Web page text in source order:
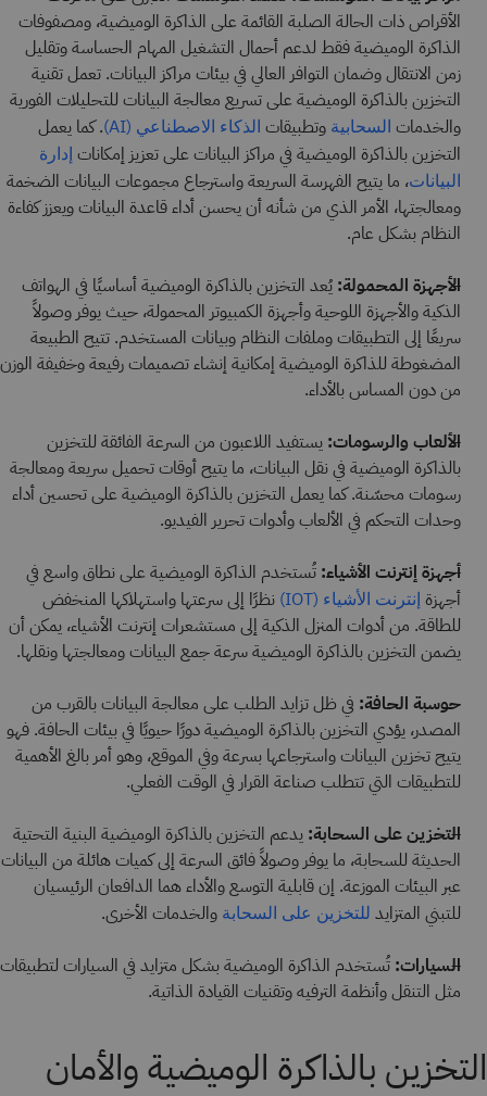
الأقراص ذات الحالة الصلبة القائمة على الذاكرة الوميضية، ومصفوفات
الذاكرة الوميضية فقط لدعم أحمال التشغيل المهام الحساسة وتقليل
زمن الانتقال وضمان التوافر العالي في بيئات مراكز البيانات. تعمل تقنية
التخزين بالذاكرة الوميضية على تسريع معالجة البيانات للتحليلات الفورية
والخدمات السحابية وتطبيقات الذكاء الاصطناعي (AI)
. كما يعمل
التخزين بالذاكرة الوميضية في مراكز البيانات على تعزيز إمكانات إدارة
البيانات، ما يتيح الفهرسة السريعة واسترجاع مجموعات البيانات الضخمة
ومعالجتها، الأمر الذي من شأنه أن يحسن أداء قاعدة البيانات ويعزز كفاءة
النظام بشكل عام.
الأجهزة المحمولة: يُعد التخزين بالذاكرة الوميضية أساسيًا في الهواتف
الذكية والأجهزة اللوحية وأجهزة الكمبيوتر المحمولة، حيث يوفر وصولاً
سريعًا إلى التطبيقات وملفات النظام وبيانات المستخدم. تتيح الطبيعة
المضغوطة للذاكرة الوميضية إمكانية إنشاء تصميمات رفيعة وخفيفة الوزن
من دون المساس بالأداء.
الألعاب والرسومات: يستفيد اللاعبون من السرعة الفائقة للتخزين
بالذاكرة الوميضية في نقل البيانات، ما يتيح أوقات تحميل سريعة ومعالجة
رسومات محسّنة. كما يعمل التخزين بالذاكرة الوميضية على تحسين أداء
وحدات التحكم في الألعاب وأدوات تحرير الفيديو.
أجهزة إنترنت الأشياء: تُستخدم الذاكرة الوميضية على نطاق واسع في
أجهزة إنترنت الأشياء (IOT)
نظرًا إلى سرعتها واستهلاكها المنخفض
للطاقة. من أدوات المنزل الذكية إلى مستشعرات إنترنت الأشياء، يمكن أن
يضمن التخزين بالذاكرة الوميضية سرعة جمع البيانات ومعالجتها ونقلها.
حوسبة الحافة: في ظل تزايد الطلب على معالجة البيانات بالقرب من
المصدر، يؤدي التخزين بالذاكرة الوميضية دورًا حيويًا في بيئات الحافة. فهو
يتيح تخزين البيانات واسترجاعها بسرعة وفي الموقع، وهو أمر بالغ الأهمية
للتطبيقات التي تتطلب صناعة القرار في الوقت الفعلي.
التخزين على السحابة: يدعم التخزين بالذاكرة الوميضية البنية التحتية
الحديثة للسحابة، ما يوفر وصولاً فائق السرعة إلى كميات هائلة من البيانات
عبر البيئات الموزعة. إن قابلية التوسع والأداء هما الدافعان الرئيسيان
للتبني المتزايد للتخزين على السحابة والخدمات الأخرى.
السيارات: تُستخدم الذاكرة الوميضية بشكل متزايد في السيارات لتطبيقات
مثل التنقل وأنظمة الترفيه وتقنيات القيادة الذاتية.
التخزين بالذاكرة الوميضية والأمان